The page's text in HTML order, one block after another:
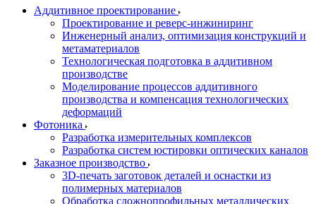
Аддитивное проектирование
Проектирование и реверс-инжиниринг
Инженерный анализ, оптимизация конструкций и
метаматериалов
Технологическая подготовка в аддитивном
производстве
Моделирование процессов аддитивного
производства и компенсация технологических
деформаций
Фотоника
Разработка измерительных комплексов
Разработка систем юстировки оптических каналов
Заказное производство
3D-печать заготовок деталей и оснастки из
полимерных материалов
Обработка сложнопрофильных металлических